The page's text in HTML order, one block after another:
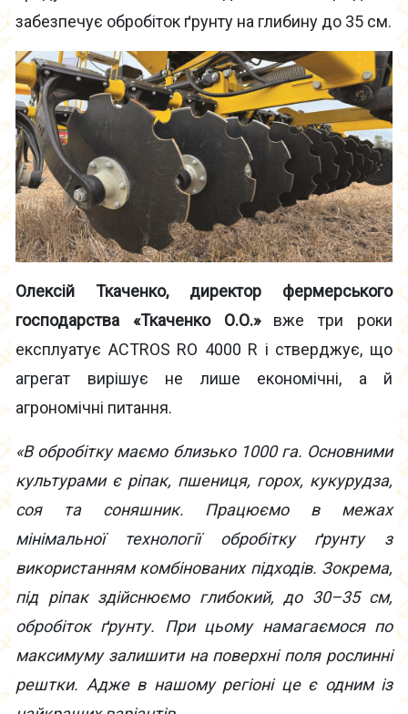
забезпечує обробіток ґрунту на глибину до 35 см.
Олексій Ткаченко, директор фермерського
господарства «Ткаченко О.О.»вже три роки
експлуатує ACTROS RO 4000 R і стверджує, що
агрегат вирішує не лише економічні, а й
агрономічні питання.
«В обробітку маємо близько 1000 га. Основними
культурами є ріпак, пшениця, горох, кукурудза,
соя та соняшник. Працюємо в межах
мінімальної технології обробітку ґрунту з
використанням комбінованих підходів. Зокрема,
під ріпак здійснюємо глибокий, до 30–35 см,
обробіток ґрунту. При цьому намагаємося по
максимуму залишити на поверхні поля рослинні
рештки. Адже в нашому регіоні це є одним із